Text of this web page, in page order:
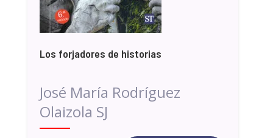
Los forjadores de historias
José María Rodríguez
Olaizola SJ